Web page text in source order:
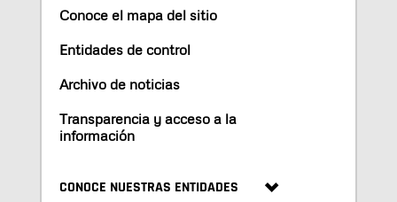
Conoce el mapa del sitio
Entidades de control
Archivo de noticias
Transparencia y acceso a la
información
CONOCE NUESTRAS ENTIDADES